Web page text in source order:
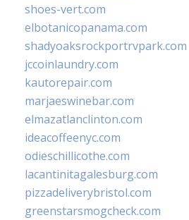
shoes-vert.com
elbotanicopanama.com
shadyoaksrockportrvpark.com
jccoinlaundry.com
kautorepair.com
marjaeswinebar.com
elmazatlanclinton.com
ideacoffeenyc.com
odieschillicothe.com
lacantinitagalesburg.com
pizzadeliverybristol.com
greenstarsmogcheck.com